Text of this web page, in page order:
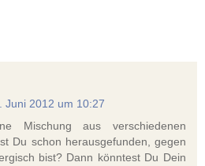
Juni 2012 um 10:27
Mischung aus verschiedenen
Du schon herausgefunden, gegen
bist? Dann könntest Du Dein